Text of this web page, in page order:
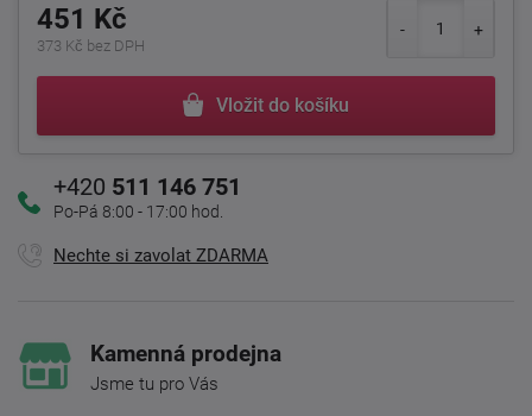
451 Kč
373 Kč bez DPH
Vložit do košíku
+420 511 146 751
Po-Pá 8:00 - 17:00 hod.
Nechte si zavolat ZDARMA
Kamenná prodejna
Jsme tu pro Vás